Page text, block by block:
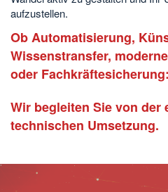
aufzustellen.
Ob Automatisierung,
Wissenstransfer,
oder Fachkräftesicherung:
Wir begleiten Sie von der
technischen Umsetzung.